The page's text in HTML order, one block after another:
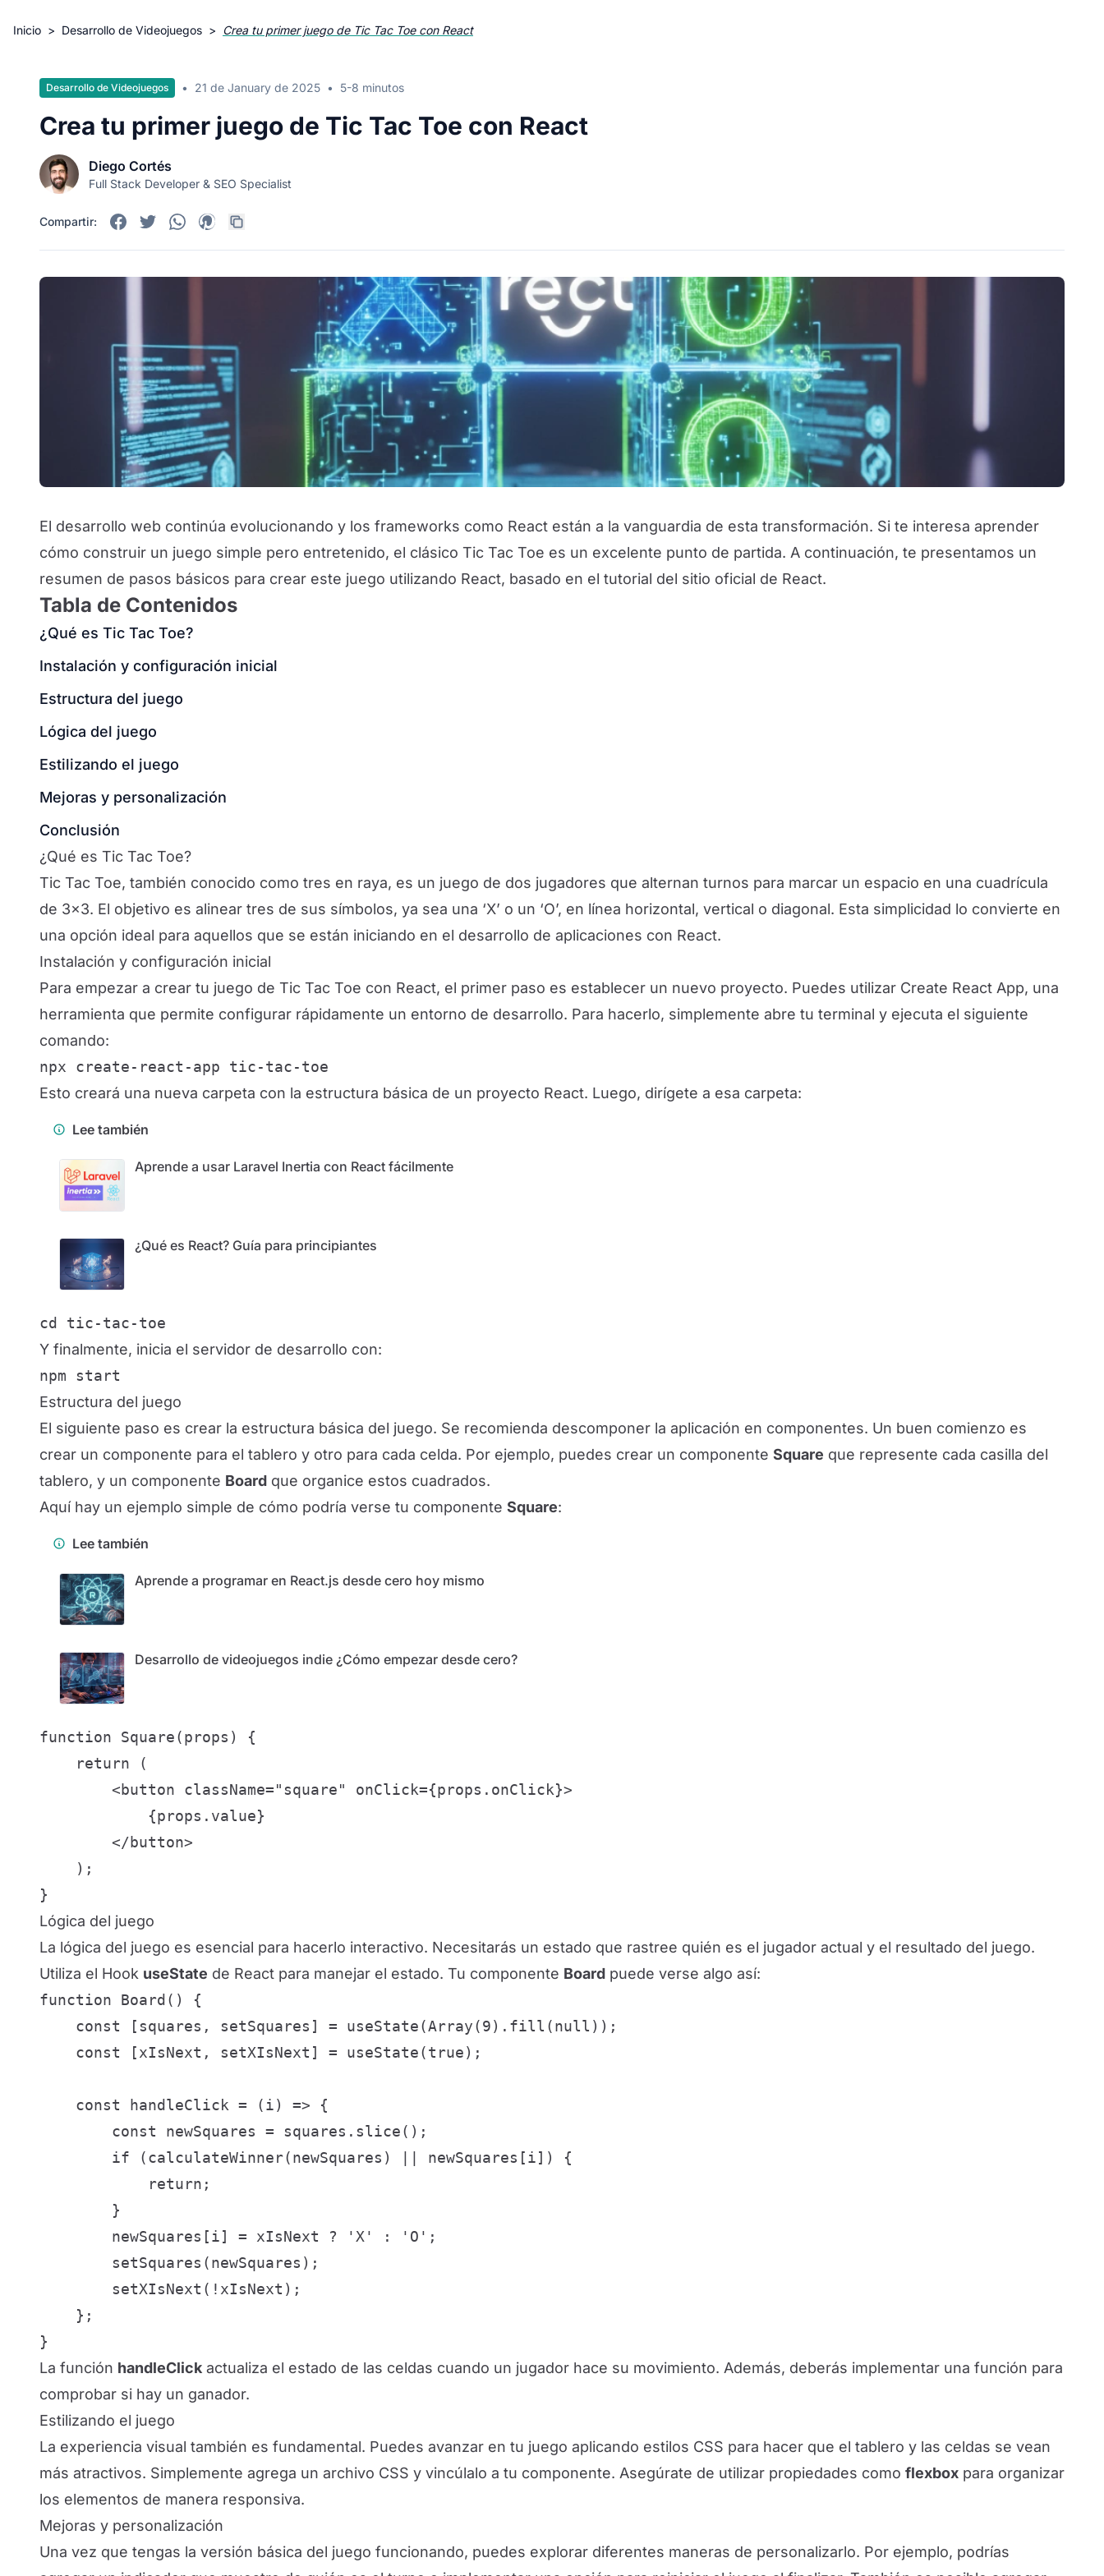
Inicio > Desarrollo de Videojuegos > Crea tu primer juego de Tic Tac Toe con React
Desarrollo de Videojuegos • 21 de January de 2025 • 5-8 minutos
Crea tu primer juego de Tic Tac Toe con React
Diego Cortés
Full Stack Developer & SEO Specialist
Compartir:
El desarrollo web continúa evolucionando y los frameworks como React están a la vanguardia de esta transformación. Si te interesa aprender
cómo construir un juego simple pero entretenido, el clásico Tic Tac Toe es un excelente punto de partida. A continuación, te presentamos un
resumen de pasos básicos para crear este juego utilizando React, basado en el tutorial del sitio oficial de React.
Tabla de Contenidos
¿Qué es Tic Tac Toe?
Instalación y configuración inicial
Estructura del juego
Lógica del juego
Estilizando el juego
Mejoras y personalización
Conclusión
¿Qué es Tic Tac Toe?
Tic Tac Toe, también conocido como tres en raya, es un juego de dos jugadores que alternan turnos para marcar un espacio en una cuadrícula
de 3x3. El objetivo es alinear tres de sus símbolos, ya sea una ‘X’ o un ‘O’, en línea horizontal, vertical o diagonal. Esta simplicidad lo convierte en
una opción ideal para aquellos que se están iniciando en el desarrollo de aplicaciones con React.
Instalación y configuración inicial
Para empezar a crear tu juego de Tic Tac Toe con React, el primer paso es establecer un nuevo proyecto. Puedes utilizar Create React App, una
herramienta que permite configurar rápidamente un entorno de desarrollo. Para hacerlo, simplemente abre tu terminal y ejecuta el siguiente
comando:
npx create-react-app tic-tac-toe
Esto creará una nueva carpeta con la estructura básica de un proyecto React. Luego, dirígete a esa carpeta:
Lee también
Aprende a usar Laravel Inertia con React fácilmente
¿Qué es React? Guía para principiantes
cd tic-tac-toe
Y finalmente, inicia el servidor de desarrollo con:
npm start
Estructura del juego
El siguiente paso es crear la estructura básica del juego. Se recomienda descomponer la aplicación en componentes. Un buen comienzo es
crear un componente para el tablero y otro para cada celda. Por ejemplo, puedes crear un componente Square que represente cada casilla del
tablero, y un componente Board que organice estos cuadrados.
Aquí hay un ejemplo simple de cómo podría verse tu componente Square:
Lee también
Aprende a programar en React.js desde cero hoy mismo
Desarrollo de videojuegos indie ¿Cómo empezar desde cero?
function Square(props) {
    return (
        <button className="square" onClick={props.onClick}>
            {props.value}
        </button>
    );
}
Lógica del juego
La lógica del juego es esencial para hacerlo interactivo. Necesitarás un estado que rastree quién es el jugador actual y el resultado del juego.
Utiliza el Hook useState de React para manejar el estado. Tu componente Board puede verse algo así:
function Board() {
    const [squares, setSquares] = useState(Array(9).fill(null));
    const [xIsNext, setXIsNext] = useState(true);
    const handleClick = (i) => {
        const newSquares = squares.slice();
        if (calculateWinner(newSquares) || newSquares[i]) {
            return;
        }
        newSquares[i] = xIsNext ? 'X' : 'O';
        setSquares(newSquares);
        setXIsNext(!xIsNext);
    };
}
La función handleClick actualiza el estado de las celdas cuando un jugador hace su movimiento. Además, deberás implementar una función para
comprobar si hay un ganador.
Estilizando el juego
La experiencia visual también es fundamental. Puedes avanzar en tu juego aplicando estilos CSS para hacer que el tablero y las celdas se vean
más atractivos. Simplemente agrega un archivo CSS y vincúlalo a tu componente. Asegúrate de utilizar propiedades como flexbox para organizar
los elementos de manera responsiva.
Mejoras y personalización
Una vez que tengas la versión básica del juego funcionando, puedes explorar diferentes maneras de personalizarlo. Por ejemplo, podrías